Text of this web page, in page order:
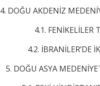
4. DOĞU AKDENİZ
4.1. FENİKELİLER
4.2. İBRANİLER’DE
5. DOĞU ASYA